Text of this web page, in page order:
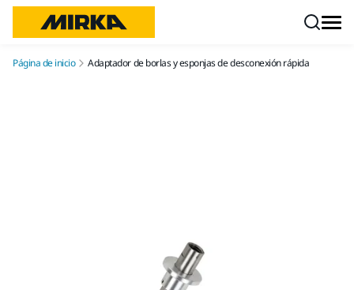
Página de inicio Adaptador de borlas y esponjas de desconexión rápida